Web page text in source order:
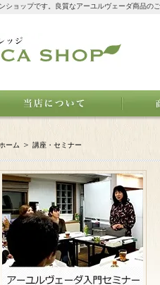
ショップです。良質なアーユルヴェーダ商品の
ホーム ＞ 講座・セミナー